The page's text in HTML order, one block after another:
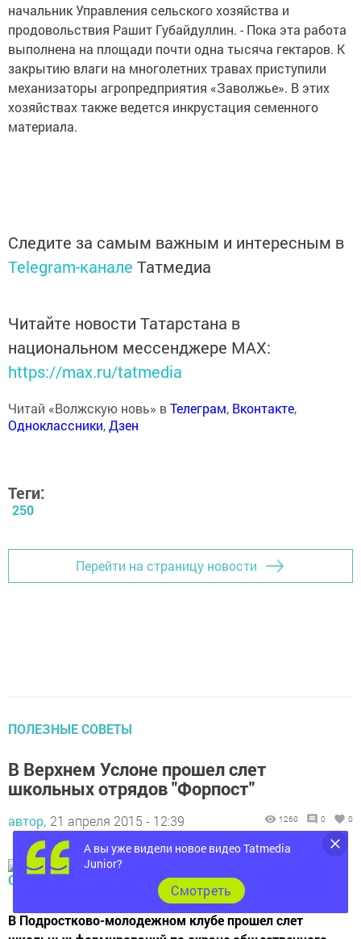
начальник Управления сельского хозяйства и
продовольствия Рашит Губайдуллин. - Пока эта работа
выполнена на площади почти одна тысяча гектаров. К
закрытию влаги на многолетних травах приступили
механизаторы агропредприятия «Заволжье». В этих
хозяйствах также ведется инкрустация семенного
материала.
Следите за самым важным и интересным в
Telegram-канале Татмедиа
Читайте новости Татарстана в
национальном мессенджере MАХ:
https://max.ru/tatmedia
Читай «Волжскую новь» вТелеграм, Вконтакте,
Одноклассники,Дзен
Теги:
250
Перейти на страницу новости
ПОЛЕЗНЫЕ СОВЕТЫ
В Верхнем Услоне прошел слет
школьных отрядов "Форпост"
автор, 21 апреля 2015 - 12:39 1260 0 0
В Подростково-молодежном клубе прошел слет
А вы уже видели новое видео Tatmedia
Junior?
Cмотреть